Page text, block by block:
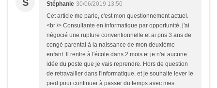
S Stéphanie 30/06/2019 13:50
Cet article me parle, c'est mon questionnement actuel.
<br /> Consultante en informatique par opportunité, j'ai
négocié une rupture conventionnelle et ai pris 3 ans de
congé parental à la naissance de mon deuxième
enfant. Il rentre à l'école dans 2 mois et je n'ai aucune
idée du poste que je vais reprendre. Hors de question
de retravailler dans l'informatique, et je souhaite lever le
pied pour continuer à passer du temps avec mes